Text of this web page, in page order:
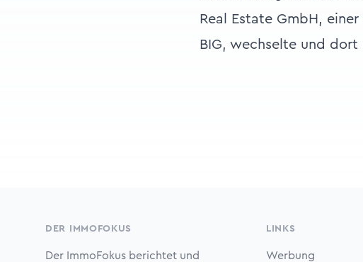
Real Estate GmbH,
BIG, wechselte und
DER IMMOFOKUS
Der ImmoFokus berichtet und
LINKS
Werbung